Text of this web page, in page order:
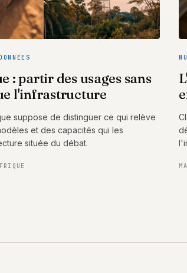
: partir des usages sans
l'infrastructure
suppose de distinguer ce qui relève
et des capacités qui les
située du débat.